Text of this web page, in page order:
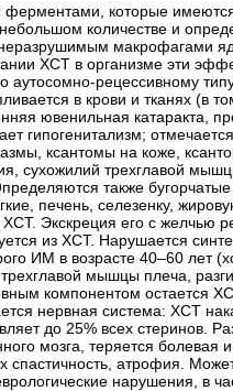
которые имеются
количестве и
неразрушимым
ХСТ в организме эти
рецессивному
в крови и тканях (в
ювенильная катаракта,
гипогенитализм;
ксантомы на коже,
сухожилий трехглавой
также
печень, селезенку,
Экскреция его с желчью
из ХСТ. Нарушается
ИМ в возрасте 40–60 лет
мышцы плеча,
компонентом остается
нервная система: ХСТ
до 25% всех стеринов.
мозга, теряется болевая
спастичность, атрофия.
нарушения, в